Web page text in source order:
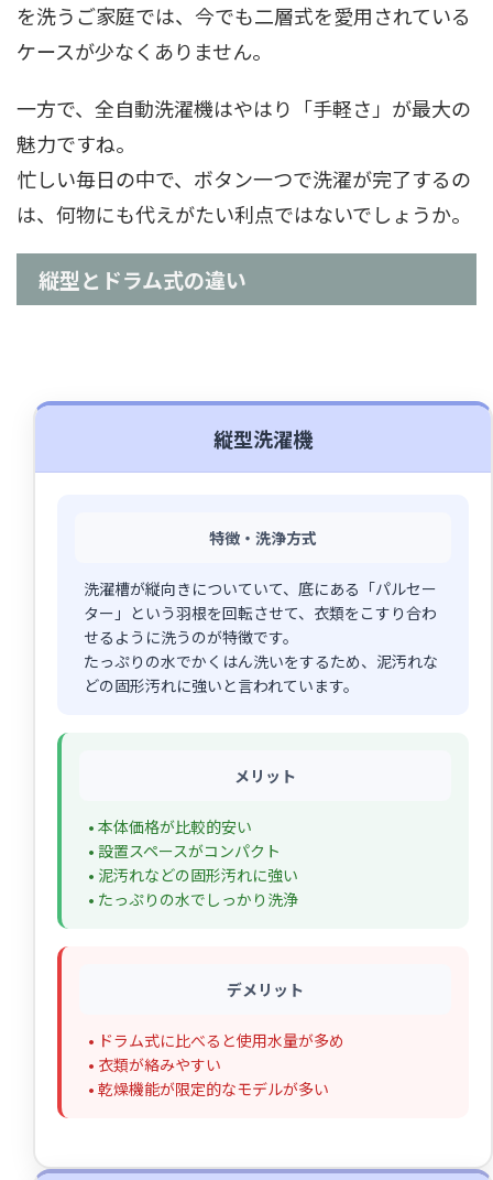
を洗うご家庭では、今でも二層式を愛用されている
ケースが少なくありません。
一方で、全自動洗濯機はやはり「手軽さ」が最大の
魅力ですね。
忙しい毎日の中で、ボタン一つで洗濯が完了するの
は、何物にも代えがたい利点ではないでしょうか。
縦型とドラム式の違い
縦型洗濯機
特徴・洗浄方式
洗濯槽が縦向きについていて、底にある「パルセー
ター」という羽根を回転させて、衣類をこすり合わ
せるように洗うのが特徴です。
たっぷりの水でかくはん洗いをするため、泥汚れな
どの固形汚れに強いと言われています。
メリット
• 本体価格が比較的安い
• 設置スペースがコンパクト
• 泥汚れなどの固形汚れに強い
• たっぷりの水でしっかり洗浄
デメリット
• ドラム式に比べると使用水量が多め
• 衣類が絡みやすい
• 乾燥機能が限定的なモデルが多い